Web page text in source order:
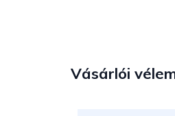
Vásárlói